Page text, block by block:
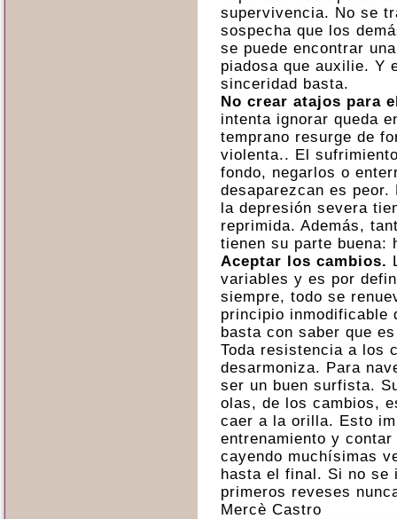
supervivencia. No se
sospecha que los
se puede encontrar
piadosa que auxilie. Y
sinceridad basta.
No crear atajos para
intenta ignorar queda
temprano resurge de
violenta.. El
fondo, negarlos o
desaparezcan es
la depresión severa
reprimida. Además,
tienen su parte buena:
Aceptar los cambios.
variables y es por
siempre, todo se
principio inmodificable
basta con saber que
Toda resistencia a los
desarmoniza. Para
ser un buen surfista.
olas, de los cambios,
caer a la orilla. Esto
entrenamiento y
cayendo muchísimas
hasta el final. Si no se
primeros reveses
Mercè Castro